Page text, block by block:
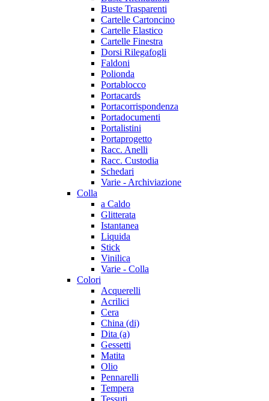
Buste Trasparenti
Cartelle Cartoncino
Cartelle Elastico
Cartelle Finestra
Dorsi Rilegafogli
Faldoni
Polionda
Portablocco
Portacards
Portacorrispondenza
Portadocumenti
Portalistini
Portaprogetto
Racc. Anelli
Racc. Custodia
Schedari
Varie - Archiviazione
Colla
a Caldo
Glitterata
Istantanea
Liquida
Stick
Vinilica
Varie - Colla
Colori
Acquerelli
Acrilici
Cera
China (di)
Dita (a)
Gessetti
Matita
Olio
Pennarelli
Tempera
Tessuti